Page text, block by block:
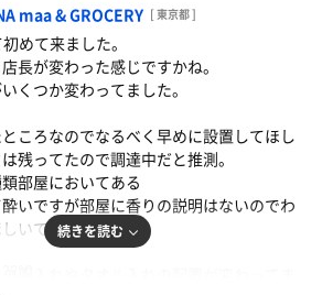
maa & GROCERY [ 東京都 ]
めて来ました。
長が変わった感じですかね。
くつか変わってました。
ころなのでなるべく早めに設置してほし
残ってたので調達中だと推測。
部屋においてある
いですが部屋に香りの説明はないのでわ
いです。続きを読む